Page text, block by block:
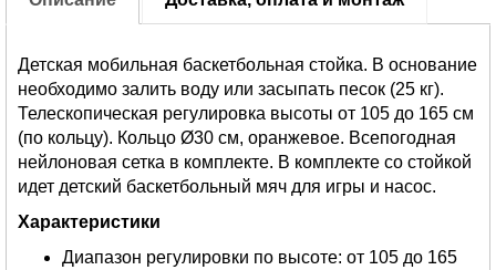
Детская мобильная баскетбольная стойка. В основание
необходимо залить воду или засыпать песок (25 кг).
Телескопическая регулировка высоты от 105 до 165 см
(по кольцу). Кольцо Ø30 см, оранжевое. Всепогодная
нейлоновая сетка в комплекте. В комплекте со стойкой
идет детский баскетбольный мяч для игры и насос.
Характеристики
Диапазон регулировки по высоте: от 105 до 165